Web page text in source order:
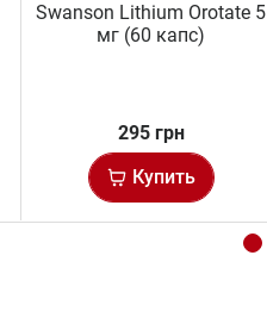
Swanson Lithium Orotate 5
мг (60 капс)
295 грн
Купить